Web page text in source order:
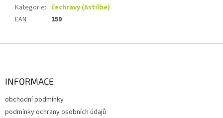
Kategorie: čechravy (Astilbe)
EAN: 159
INFORMACE
obchodní podmínky
podmínky ochrany osobních údajů